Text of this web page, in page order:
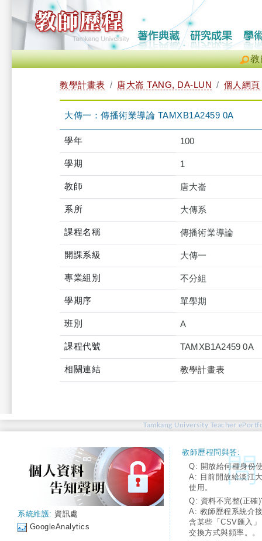
教
教學計畫表 唐大崙 TANG, DA-LUN 個人網頁
大傳一：傳播術業導論 TAMXB1A2459 0A
學年 100
學期 1
教師 唐大崙
系所 大傳系
課程名稱 傳播術業導論
開課系級 大傳一
專業組別 不分組
學期序 單學期
班別 A
課程代號 TAMXB1A2459 0A
相關連結 教學計畫表
Tamkang University Teacher
系統維護: 資訊處
GoogleAnalytics
教師歷程問與答:
Q: 開放給何種身份
A: 目前開放給淡江
使用。
Q: 資料不完整(正確
A: 教師歷程系統介
含某些「CSV匯入
交換方式與頻率。。